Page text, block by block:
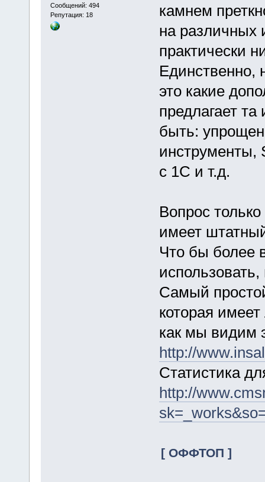
Сообщений: 494
Репутация: 18
камнем
на различных
практически
Единственно,
это какие
предлагает
быть:
инструменты,
с 1С и т.д.
Вопрос
имеет
Что бы более
Самый
которая
как мы видим
http://
Статистика
http://
[ ОФФТОП ]